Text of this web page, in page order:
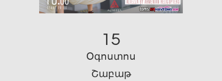
15
Օգոստոս
Շաբաթ